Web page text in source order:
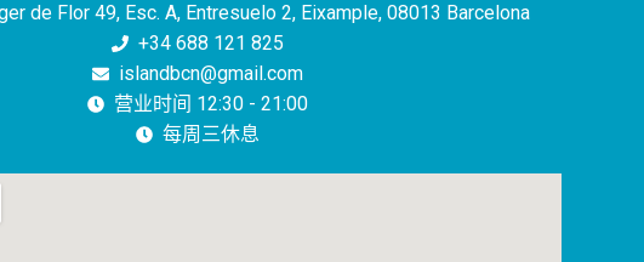
de Flor 49, Esc. A, Entresuelo 2, Eixample, 08013 Barcelona
+34 688 121 825
islandbcn@gmail.com
营业时间 12:30 - 21:00
每周三休息